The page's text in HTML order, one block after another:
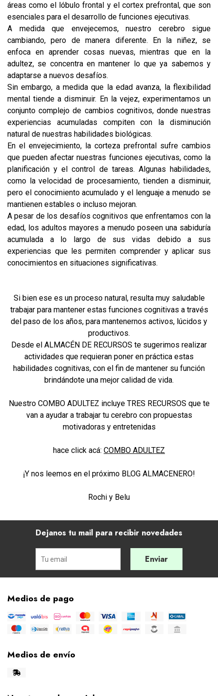
áreas como el lóbulo frontal y el cortex prefrontal, que son
esenciales para el desarrollo de funciones ejecutivas.
A medida que envejecemos, nuestro cerebro sigue
cambiando, pero de manera diferente. En la niñez, se
enfoca en aprender cosas nuevas, mientras que en la
adultez, se concentra en mantener lo que ya sabemos y
adaptarse a nuevos desafíos.
Sin embargo, a medida que la edad avanza, la flexibilidad
mental tiende a disminuir. En la vejez, experimentamos un
conjunto complejo de cambios cognitivos, donde nuestras
experiencias acumuladas compiten con la disminución
natural de nuestras habilidades biológicas.
En el envejecimiento, la corteza prefrontal sufre cambios
que pueden afectar nuestras funciones ejecutivas, como la
planificación y el control de tareas. Algunas habilidades,
como la velocidad de procesamiento, tienden a disminuir,
pero el conocimiento acumulado y el lenguaje a menudo se
mantienen estables o incluso mejoran.
A pesar de los desafíos cognitivos que enfrentamos con la
edad, los adultos mayores a menudo poseen una sabiduría
acumulada a lo largo de sus vidas debido a sus
experiencias que les permiten comprender y aplicar sus
conocimientos en situaciones significativas.
Si bien ese es un proceso natural, resulta muy saludable
trabajar para mantener estas funciones cognitivas a través
del paso de los años, para mantenernos activos, lúcidos y
productivos.
Desde el ALMACÉN DE RECURSOS te sugerimos realizar
actividades que requieran poner en práctica estas
habilidades cognitivas, con el fin de mantener su función
brindándote una mejor calidad de vida.
Nuestro COMBO ADULTEZ incluye TRES RECURSOS que te
van a ayudar a trabajar tu cerebro con propuestas
motivadoras y entretenidas
hace click acá: COMBO ADULTEZ
¡Y nos leemos en el próximo BLOG ALMACENERO!
Rochi y Belu
Dejanos tu mail para recibir novedades
Enviar
Medios de pago
Medios de envío